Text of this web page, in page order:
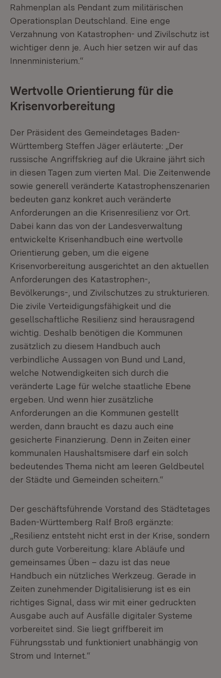
Rahmenplan als Pendant zum militärischen
Operationsplan Deutschland. Eine enge
Verzahnung von Katastrophen- und Zivilschutz ist
wichtiger denn je. Auch hier setzen wir auf das
Innenministerium.“
Wertvolle Orientierung für die
Krisenvorbereitung
Der Präsident des Gemeindetages Baden-
Württemberg Steffen Jäger erläuterte: „Der
russische Angriffskrieg auf die Ukraine jährt sich
in diesen Tagen zum vierten Mal. Die Zeitenwende
sowie generell veränderte Katastrophenszenarien
bedeuten ganz konkret auch veränderte
Anforderungen an die Krisenresilienz vor Ort.
Dabei kann das von der Landesverwaltung
entwickelte Krisenhandbuch eine wertvolle
Orientierung geben, um die eigene
Krisenvorbereitung ausgerichtet an den aktuellen
Anforderungen des Katastrophen-,
Bevölkerungs-, und Zivilschutzes zu strukturieren.
Die zivile Verteidigungsfähigkeit und die
gesellschaftliche Resilienz sind herausragend
wichtig. Deshalb benötigen die Kommunen
zusätzlich zu diesem Handbuch auch
verbindliche Aussagen von Bund und Land,
welche Notwendigkeiten sich durch die
veränderte Lage für welche staatliche Ebene
ergeben. Und wenn hier zusätzliche
Anforderungen an die Kommunen gestellt
werden, dann braucht es dazu auch eine
gesicherte Finanzierung. Denn in Zeiten einer
kommunalen Haushaltsmisere darf ein solch
bedeutendes Thema nicht am leeren Geldbeutel
der Städte und Gemeinden scheitern.“
Der geschäftsführende Vorstand des Städtetages
Baden-Württemberg Ralf Broß ergänzte:
„Resilienz entsteht nicht erst in der Krise, sondern
durch gute Vorbereitung: klare Abläufe und
gemeinsames Üben – dazu ist das neue
Handbuch ein nützliches Werkzeug. Gerade in
Zeiten zunehmender Digitalisierung ist es ein
richtiges Signal, dass wir mit einer gedruckten
Ausgabe auch auf Ausfälle digitaler Systeme
vorbereitet sind. Sie liegt griffbereit im
Führungsstab und funktioniert unabhängig von
Strom und Internet.“